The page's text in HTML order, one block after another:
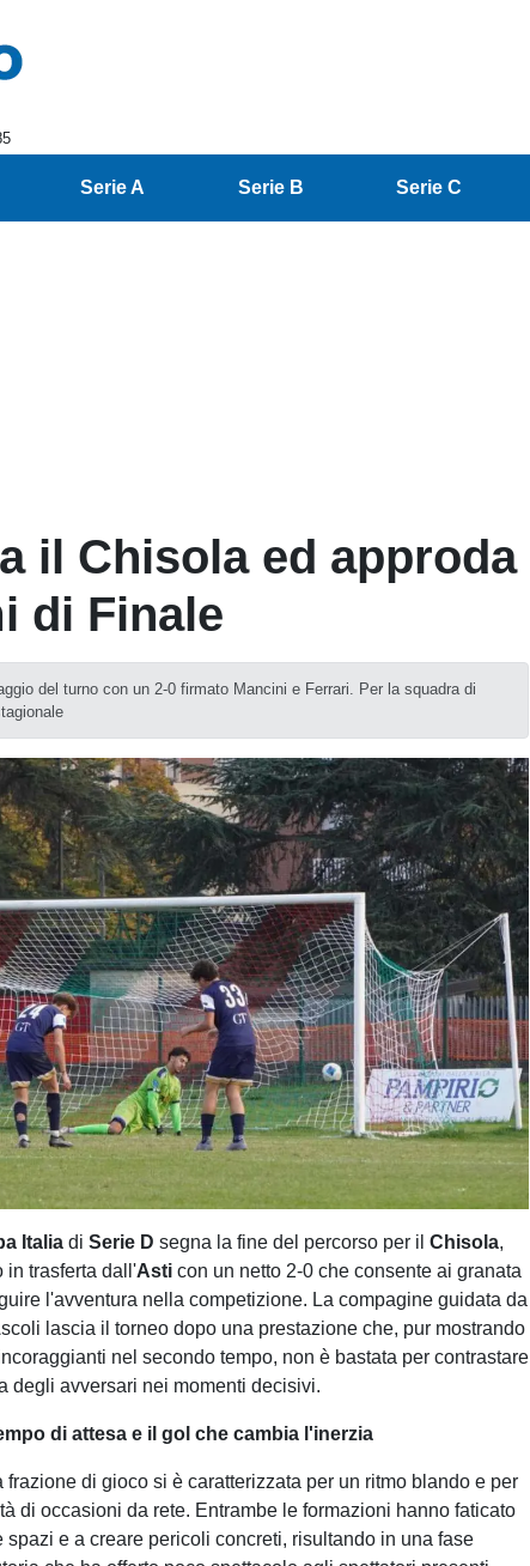
Serie A Serie B Serie C
il Chisola ed approda
di Finale
del turno con un 2-0 firmato Mancini e Ferrari. Per la squadra di
ItaliadiSerie Dsegna la fine del percorso per ilChisola,
in trasferta dall'Asticon un netto 2-0 che consente ai granata
l'avventura nella competizione. La compagine guidata da
lascia il torneo dopo una prestazione che, pur mostrando
nel secondo tempo, non è bastata per contrastare
degli avversari nei momenti decisivi.
di attesa e il gol che cambia l'inerzia
frazione di gioco si è caratterizzata per un ritmo blando e per
di occasioni da rete. Entrambe le formazioni hanno faticato
spazi e a creare pericoli concreti, risultando in una fase